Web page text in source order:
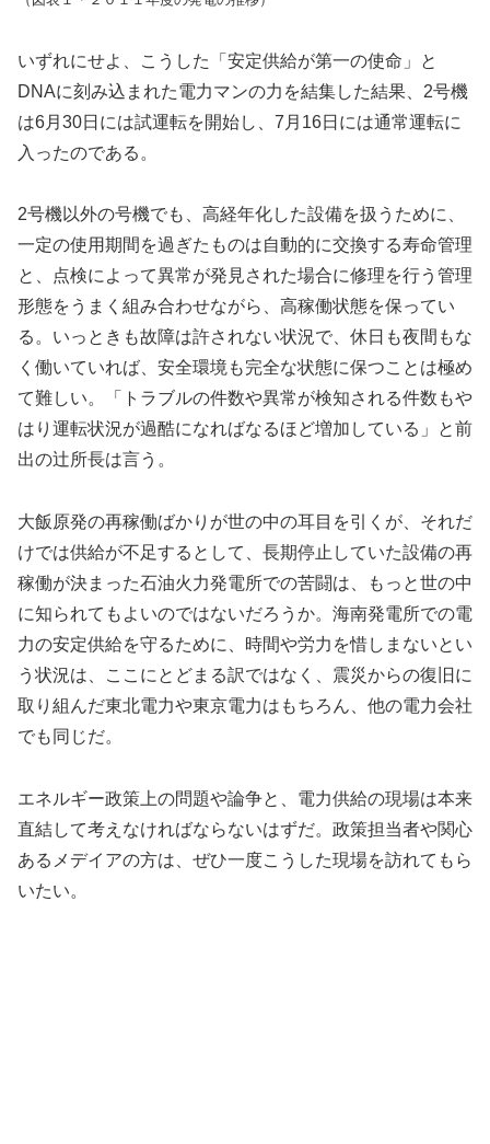
いずれにせよ、こうした「安定供給が第一の使命」と
DNAに刻み込まれた電力マンの力を結集した結果、2号機
は6月30日には試運転を開始し、7月16日には通常運転に
入ったのである。
2号機以外の号機でも、高経年化した設備を扱うために、
一定の使用期間を過ぎたものは自動的に交換する寿命管理
と、点検によって異常が発見された場合に修理を行う管理
形態をうまく組み合わせながら、高稼働状態を保ってい
る。いっときも故障は許されない状況で、休日も夜間もな
く働いていれば、安全環境も完全な状態に保つことは極め
て難しい。「トラブルの件数や異常が検知される件数もや
はり運転状況が過酷になればなるほど増加している」と前
出の辻所長は言う。
大飯原発の再稼働ばかりが世の中の耳目を引くが、それだ
けでは供給が不足するとして、長期停止していた設備の再
稼働が決まった石油火力発電所での苦闘は、もっと世の中
に知られてもよいのではないだろうか。海南発電所での電
力の安定供給を守るために、時間や労力を惜しまないとい
う状況は、ここにとどまる訳ではなく、震災からの復旧に
取り組んだ東北電力や東京電力はもちろん、他の電力会社
でも同じだ。
エネルギー政策上の問題や論争と、電力供給の現場は本来
直結して考えなければならないはずだ。政策担当者や関心
あるメデイアの方は、ぜひ一度こうした現場を訪れてもら
いたい。